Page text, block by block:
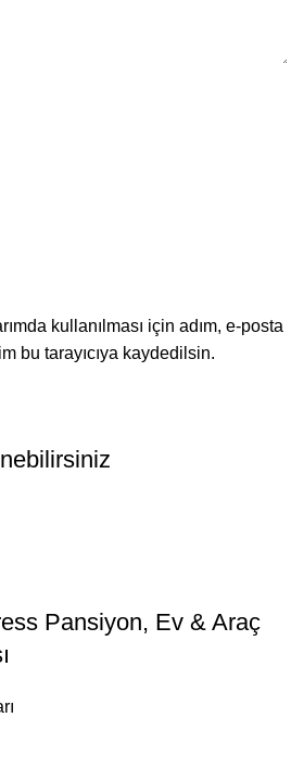
kullanılması için adım, e-posta
bu tarayıcıya kaydedilsin.
Pansiyon, Ev & Araç